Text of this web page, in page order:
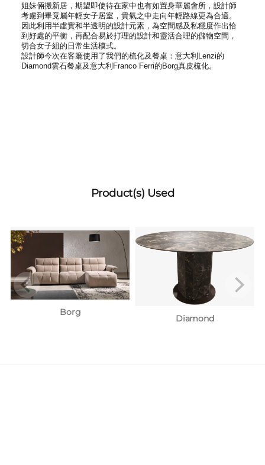
姐妹倆搬新居，期望即使待在家中也有如置身華麗會所，設計師
考慮到畢竟屬年輕女子居室，貴氣之中走向年輕路線更為合適。
因此利用半虛實和半透明的設計元素，為空間感及私穩度作出恰
到好處的平衡，再配合易於打理的設計和靈活合理的儲物空間，
切合女子組的日常生活模式。
設計師今次在客廳使用了我們的梳化及餐桌：意大利Lenzi的
Diamond雲石餐桌及意大利Franco Ferri的Borg真皮梳化。
Product(s) Used
Borg
Diamond